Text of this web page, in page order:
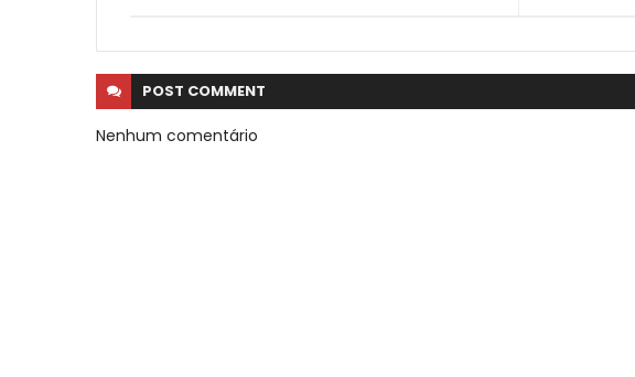
POST COMMENT
Nenhum comentário